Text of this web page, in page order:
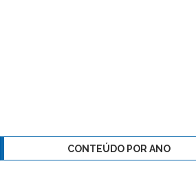
CONTEÚDO POR ANO